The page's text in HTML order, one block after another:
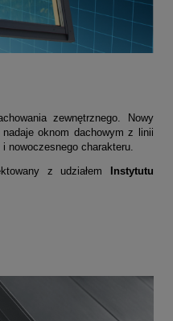
zewnętrznego. Nowy
oknom dachowym z linii
nowoczesnego charakteru.
z udziałem
Instytutu